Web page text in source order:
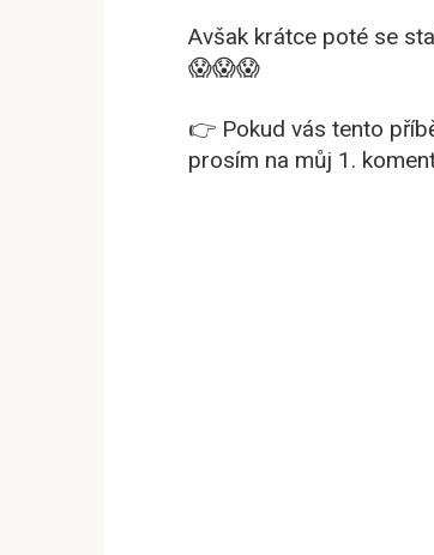
Avšak krátce poté se
😱😱😱
👉 Pokud vás tento
prosím na můj 1.